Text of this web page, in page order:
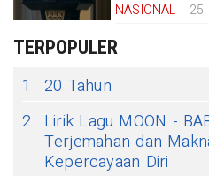
NASIONAL 25
TERPOPULER
1
20 Tahun
2
Lirik Lagu MOON -
Terjemahan dan
Kepercayaan Diri